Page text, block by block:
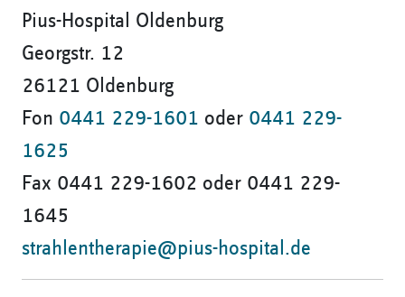
Pius-Hospital Oldenburg
Georgstr. 12
26121 Oldenburg
Fon 0441 229-1601 oder 0441 229-
1625
Fax 0441 229-1602 oder 0441 229-
1645
strahlentherapie@pius-hospital.de